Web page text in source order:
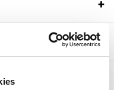
+
+